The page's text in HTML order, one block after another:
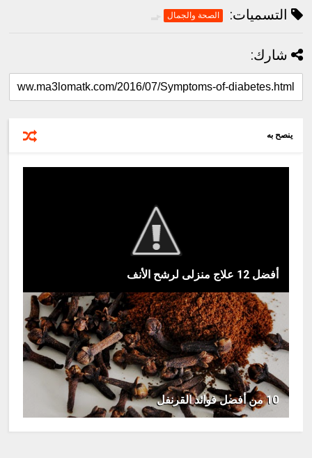
التسميات: الصحة والجمال
شارك:
ينصح به
أفضل 12 علاج منزلى لرشح الأنف
10 من أفضل فوائد القرنفل